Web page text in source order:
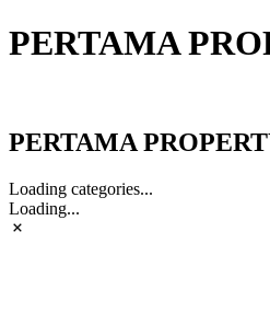
PERTAMA
PERTAMA
Loading categories...
Loading...